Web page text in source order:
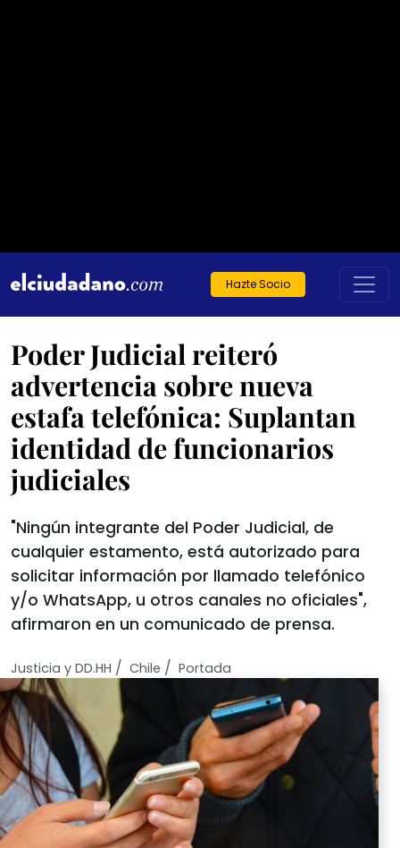
Hazte Socio
Poder Judicial reiteró
advertencia sobre nueva
estafa telefónica: Suplantan
identidad de funcionarios
judiciales
"Ningún integrante del Poder Judicial, de
cualquier estamento, está autorizado para
solicitar información por llamado telefónico
y/o WhatsApp, u otros canales no oficiales",
afirmaron en un comunicado de prensa.
Justicia y DD.HH / Chile / Portada